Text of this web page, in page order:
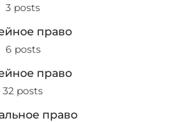
3 posts
право
6 posts
право
32 posts
право